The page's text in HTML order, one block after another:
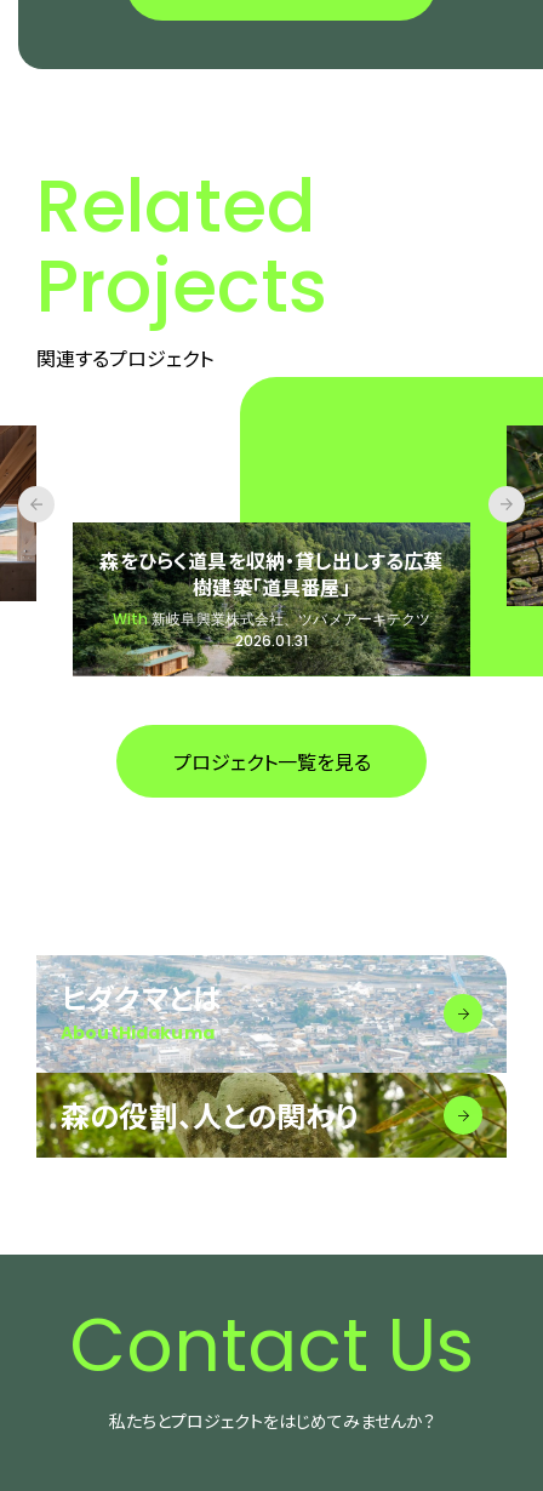
Related
Projects
関連するプロジェクト
老舗アパレル・ヤマダヤの「tsumuguの
森」プロジェクト。自社林のクロモジを活
用した森の恵みを届けるギフト開発
With株式会社ヤマダヤ
2026.04.28
ヒダクマとは
AboutHidakuma
森の役割、人との関わり
Contact Us
私たちとプロジェクトをはじめてみませんか？